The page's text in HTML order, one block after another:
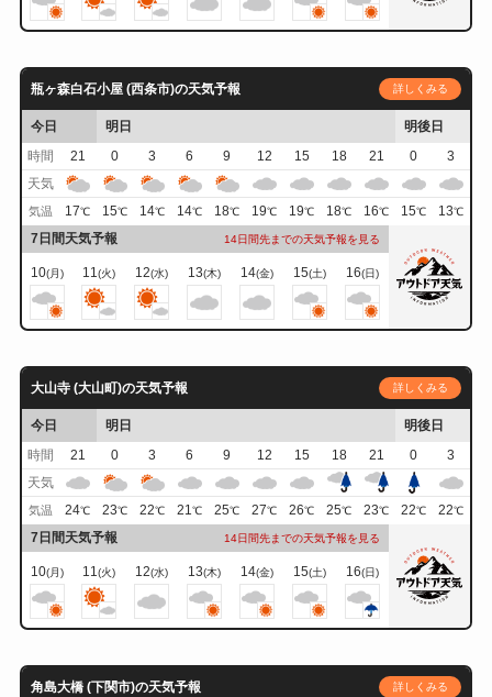
瓶ヶ森白石小屋 (西条市)の天気予報 詳しくみる
今日 明日
明後日
時間
21 0 3 6 9 12 15 18 21 0
3
天気
気温 17℃ 15℃ 14℃ 14℃ 18℃ 19℃ 19℃ 18℃ 16℃ 15℃ 13℃
7日間天気予報 14日間先までの天気予報を見る
10(月) 11(火) 12(水) 13(木) 14(金) 15(土) 16(日)
大山寺 (大山町)の天気予報 詳しくみる
今日 明日
明後日
時間
21 0 3 6 9 12 15 18 21 0
3
天気
気温 24℃ 23℃ 22℃ 21℃ 25℃ 27℃ 26℃ 25℃ 23℃ 22℃ 22℃
7日間天気予報 14日間先までの天気予報を見る
10(月) 11(火) 12(水) 13(木) 14(金) 15(土) 16(日)
角島大橋 (下関市)の天気予報 詳しくみる